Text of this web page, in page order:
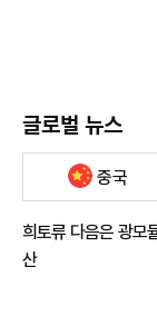
글로벌 뉴스
중국
희토류 다음은 광모
산